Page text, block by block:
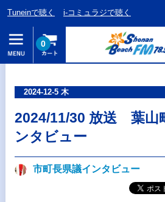
Tuneinで聴く i-コミュラジで聴く
0
2024-12-5 木
2024/11/30 放送 葉山
ンタビュー
市町長県議インタビュー